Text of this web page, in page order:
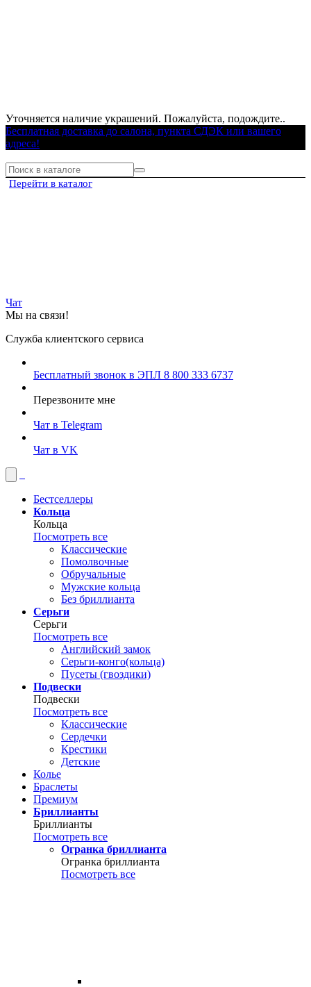
Уточняется наличие украшений. Пожалуйста, подождите..
Бесплатная доставка до салона, пункта СДЭК или вашего
адреса!
Перейти в каталог
Чат
Мы на связи!
Служба клиентского сервиса
Бесплатный звонок в ЭПЛ 8 800 333 6737
Перезвоните мне
Чат в Telegram
Чат в VK
Бестселлеры
Кольца
Кольца
Посмотреть все
Классические
Помолвочные
Обручальные
Мужские кольца
Без бриллианта
Серьги
Серьги
Посмотреть все
Английский замок
Серьги-конго(кольца)
Пусеты (гвоздики)
Подвески
Подвески
Посмотреть все
Классические
Сердечки
Крестики
Детские
Колье
Браслеты
Премиум
Бриллианты
Бриллианты
Посмотреть все
Огранка бриллианта
Огранка бриллианта
Посмотреть все